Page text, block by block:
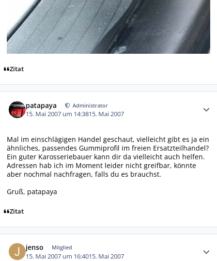
Zitat
patapaya Administrator
15. Mai 2007 um 14:3815. Mai 2007
Mal im einschlägigen Handel geschaut, vielleicht gibt es ja ein
ähnliches, passendes Gummiprofil im freien Ersatzteilhandel?
Ein guter Karosseriebauer kann dir da vielleicht auch helfen.
Adressen hab ich im Moment leider nicht greifbar, könnte
aber nochmal nachfragen, falls du es brauchst.
Gruß, patapaya
Zitat
jenso Mitglied
15. Mai 2007 um 16:4015. Mai 2007